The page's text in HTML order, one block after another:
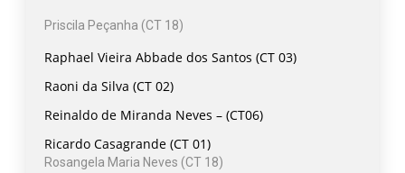
Priscila Peçanha (CT 18)
Raphael Vieira Abbade dos Santos (CT 03)
Raoni da Silva (CT 02)
Reinaldo de Miranda Neves – (CT06)
Ricardo Casagrande (CT 01)
Rosangela Maria Neves (CT 18)